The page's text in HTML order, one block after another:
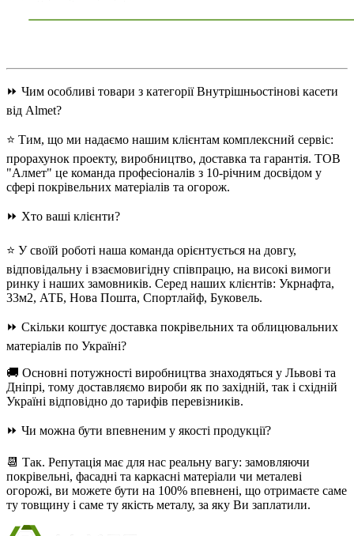
⏩ Чим особливі товари з категорії Внутрішньостінові касети
від Almet?
⭐ Тим, що ми надаємо нашим клієнтам комплексний сервіс:
прорахунок проекту, виробництво, доставка та гарантія. ТОВ
"Алмет" це команда професіоналів з 10-річним досвідом у
сфері покрівельних матеріалів та огорож.
⏩ Хто ваші клієнти?
⭐ У своїй роботі наша команда орієнтується на довгу,
відповідальну і взаємовигідну співпрацю, на високі вимоги
ринку і наших замовників. Серед наших клієнтів: Укрнафта,
33м2, АТБ, Нова Пошта, Спортлайф, Буковель.
⏩ Скільки коштує доставка покрівельних та облицювальних
матеріалів по Україні?
🚚 Основні потужності виробництва знаходяться у Львові та
Дніпрі, тому доставляємо вироби як по західній, так і східній
Україні відповідно до тарифів перевізників.
⏩ Чи можна бути впевненим у якості продукції?
📆 Так. Репутація має для нас реальну вагу: замовляючи
покрівельні, фасадні та каркасні матеріали чи металеві
огорожі, ви можете бути на 100% впевнені, що отримаєте саме
ту товщину і саме ту якість металу, за яку Ви заплатили.